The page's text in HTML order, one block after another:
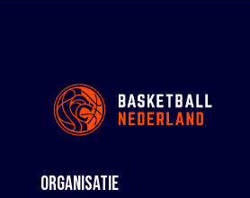
ORGANISATIE